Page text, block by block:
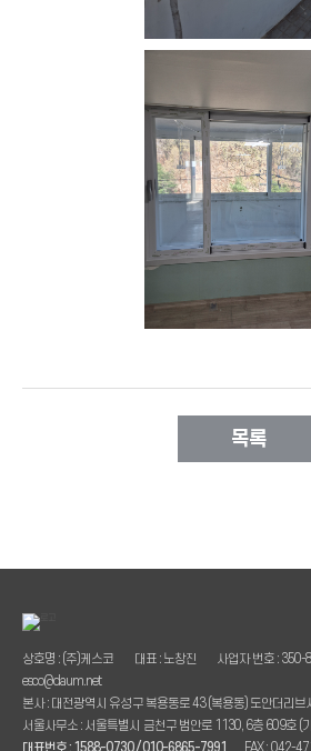
목록
상호명 : (주)케스코 대표 : 노창진 사업자 번호 :
esco@daum.net
본사 : 대전광역시 유성구 복용동로 43 (복용동) 도안더리
서울사무소 : 서울특별시 금천구 범안로 1130, 6층 609호 (
대표번호 : 1588-0730 / 010-6865-7991
FAX : 042-